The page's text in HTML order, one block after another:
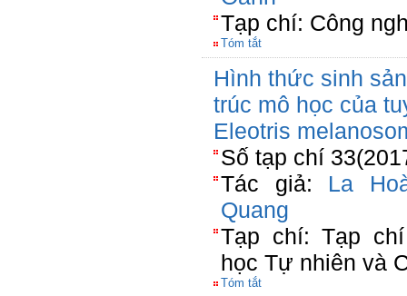
Tạp chí: Công
Tóm tắt
Hình thức sinh
trúc mô học của
Eleotris
Số tạp chí
Tác giả: La
Quang
Tạp chí: Tạp
học Tự nhiên và
Tóm tắt